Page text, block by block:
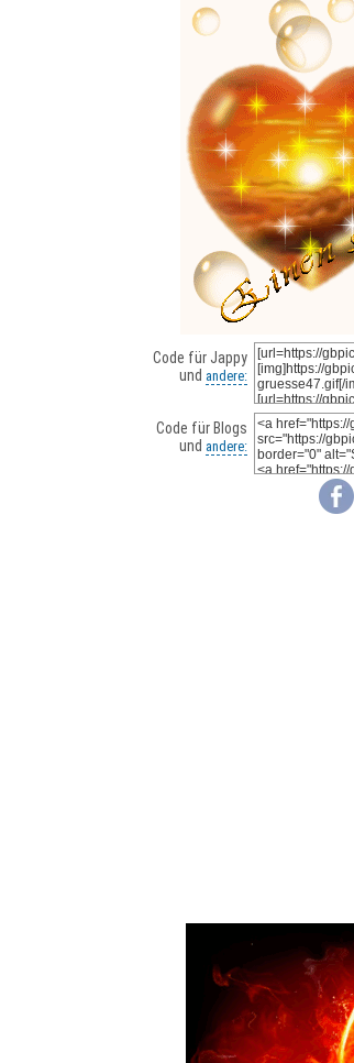
Code für Jappy
und andere:
Code für Blogs
und andere: